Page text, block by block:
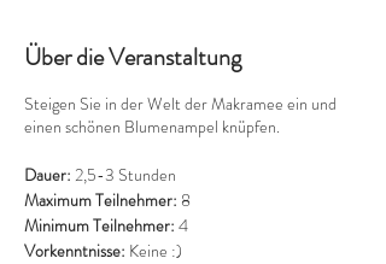
Über die Veranstaltung
Steigen Sie in der Welt der Makramee ein und
einen schönen Blumenampel knüpfen.
Dauer: 2,5-3 Stunden
Maximum Teilnehmer: 8
Minimum Teilnehmer: 4
Vorkenntnisse: Keine :)